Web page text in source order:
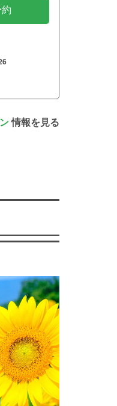
情報を見る